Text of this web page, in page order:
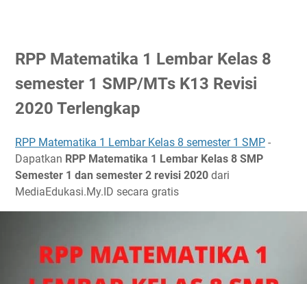
RPP Matematika 1 Lembar Kelas 8
semester 1 SMP/MTs K13 Revisi
2020 Terlengkap
RPP Matematika 1 Lembar Kelas 8 semester 1 SMP -
Dapatkan RPP Matematika 1 Lembar Kelas 8 SMP
Semester 1 dan semester 2 revisi 2020 dari
MediaEdukasi.My.ID secara gratis